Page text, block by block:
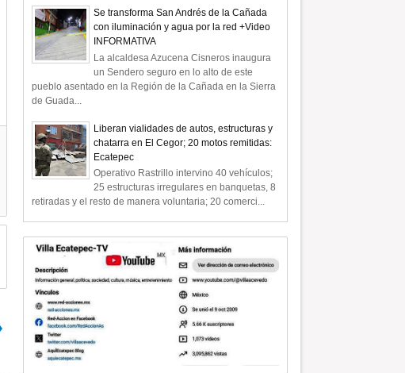
Se transforma San Andrés de la Cañada
con iluminación y agua por la red +Video
INFORMATIVA
La alcaldesa Azucena Cisneros inaugura
un Sendero seguro en lo alto de este
pueblo asentado en la Región de la Cañada en la Sierra
de Guada...
Liberan vialidades de autos, estructuras y
chatarra en El Cegor; 20 motos remitidas:
Ecatepec
Operativo Rastrillo intervino 40 vehículos;
25 estructuras irregulares en banquetas, 8
retiradas y el resto de manera voluntaria; 20 comerci...